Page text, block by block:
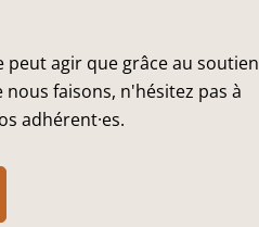
peut agir que grâce au soutien
nous faisons, n'hésitez pas à
adhérent·es.